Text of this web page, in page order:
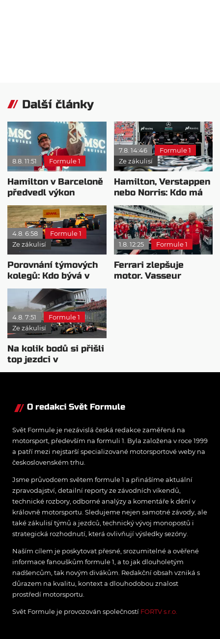
Další články
8.8. 11:51 Formule 1
Hamilton v Barceloně
předvedl výkon
pravého šampiona
7.8. 14:46
Formule 1
Ze zákulisí
Hamilton, Verstappen
nebo Norris: Kdo má
nejvyšší plat?
4.8. 6:58
Formule 1
Ze zákulisí
Porovnání týmových
kolegů: Kdo bývá v
sobotu nejrychlejší?
1.8. 12:25 Formule 1
Ferrari zlepšuje
motor. Vasseur
4.8. 7:51
Formule 1
Ze zákulisí
Na kolik bodů si přišli
top jezdci v
posledních 4
O redakci Svět Formule
Svět Formule je nezávislá česká redakce zaměřená na
motorsport, především na formuli 1. Byla založena v roce 1999
a patří mezi nejstarší specializované motorsportové weby na
československém trhu.
Jsme průvodcem světem formule 1 a přinášíme aktuální
zpravodajství, detailní reporty ze závodních víkendů,
technické rozbory, odborné analýzy a komentáře k dění v
královně motorsportu. Sledujeme nejen samotné závody, ale
také zákulisí týmů a jezdců, technický vývoj monopostů i
strategická rozhodnutí, která ovlivňují výsledky sezóny.
Naším cílem je poskytovat přesné, srozumitelné a ověřené
informace fanouškům formule 1, a to jak dlouholetým
nadšencům, tak novým divákům. Redakční obsah vzniká s
důrazem na kvalitu, kontext a dlouhodobou znalost
prostředí motorsportu.
Svět Formule je provozován společností FORTV s.r.o.